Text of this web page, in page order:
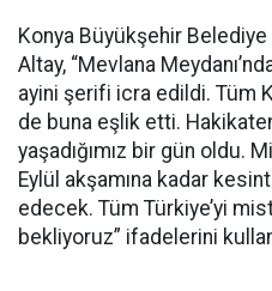
Konya Büyükşehir Belediye
Altay, “Mevlana
ayini şerifi icra edildi. Tüm
de buna eşlik etti.
yaşadığımız bir gün oldu.
Eylül akşamına kadar
edecek. Tüm Türkiye’yi
bekliyoruz” ifadelerini